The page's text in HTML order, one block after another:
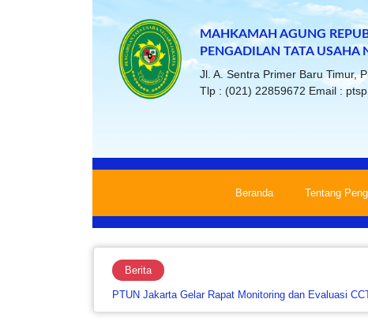
MAHKAMAH AGUNG
PENGADILAN TATA USAHA
Jl. A. Sentra Primer Baru Timur,
Tlp : (021) 22859672 Email :
Beranda Tentang
Berita
PTUN Jakarta Gelar Rapat Monitoring dan Evaluasi